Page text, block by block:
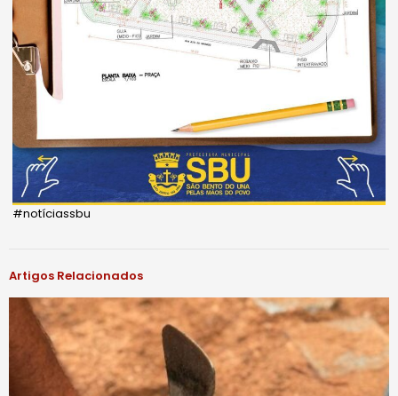
#notíciassbu
Artigos Relacionados